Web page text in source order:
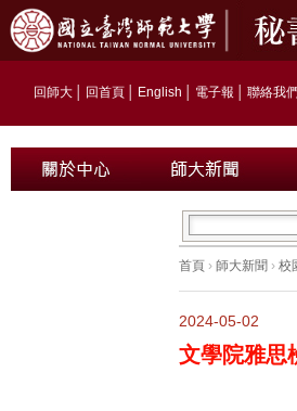
回師大 回首頁 English 電子報 聯絡我們
首頁 › 師大新聞 › 校
2024-05-02
文學院雅思